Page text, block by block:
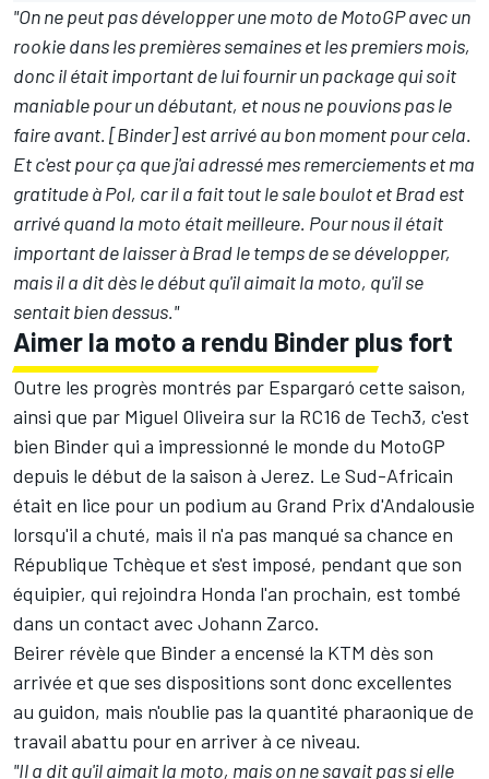
"On ne peut pas développer une moto de MotoGP avec un
rookie dans les premières semaines et les premiers mois,
donc il était important de lui fournir un package qui soit
maniable pour un débutant, et nous ne pouvions pas le
faire avant. [Binder] est arrivé au bon moment pour cela.
Et c'est pour ça que j'ai adressé mes remerciements et ma
gratitude à Pol, car il a fait tout le sale boulot et Brad est
arrivé quand la moto était meilleure. Pour nous il était
important de laisser à Brad le temps de se développer,
mais il a dit dès le début qu'il aimait la moto, qu'il se
sentait bien dessus."
Aimer la moto a rendu Binder plus fort
Outre les progrès montrés par Espargaró cette saison,
ainsi que par Miguel Oliveira sur la RC16 de Tech3, c'est
bien Binder qui a impressionné le monde du MotoGP
depuis le début de la saison à Jerez. Le Sud-Africain
était en lice pour un podium au Grand Prix d'Andalousie
lorsqu'il a chuté, mais il n'a pas manqué sa chance en
République Tchèque et s'est imposé, pendant que son
équipier, qui rejoindra Honda l'an prochain, est tombé
dans un contact avec Johann Zarco.
Beirer révèle que Binder a encensé la KTM dès son
arrivée et que ses dispositions sont donc excellentes
au guidon, mais n'oublie pas la quantité pharaonique de
travail abattu pour en arriver à ce niveau.
"Il a dit qu'il aimait la moto, mais on ne savait pas si elle